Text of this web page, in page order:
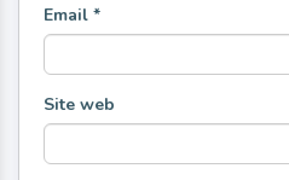
Email *
Site web